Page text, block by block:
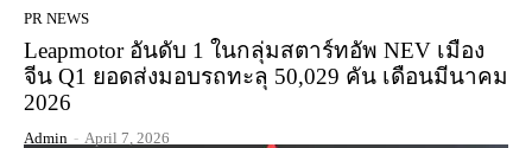
PR NEWS
Leapmotor อันดับ 1 ในกลุ่มสตาร์ทอัพ NEV เมือง
จีน Q1 ยอดส่งมอบรถทะลุ 50,029 คัน เดือนมีนาคม
2026
Admin - April 7, 2026